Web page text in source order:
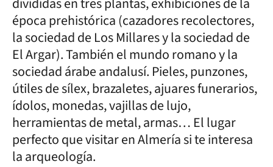
época prehistórica (cazadores recolectores,
la sociedad de Los Millares y la sociedad de
El Argar). También el mundo romano y la
sociedad árabe andalusí. Pieles, punzones,
útiles de sílex, brazaletes, ajuares funerarios,
ídolos, monedas, vajillas de lujo,
herramientas de metal, armas… El lugar
perfecto que visitar en Almería si te interesa
la arqueología.